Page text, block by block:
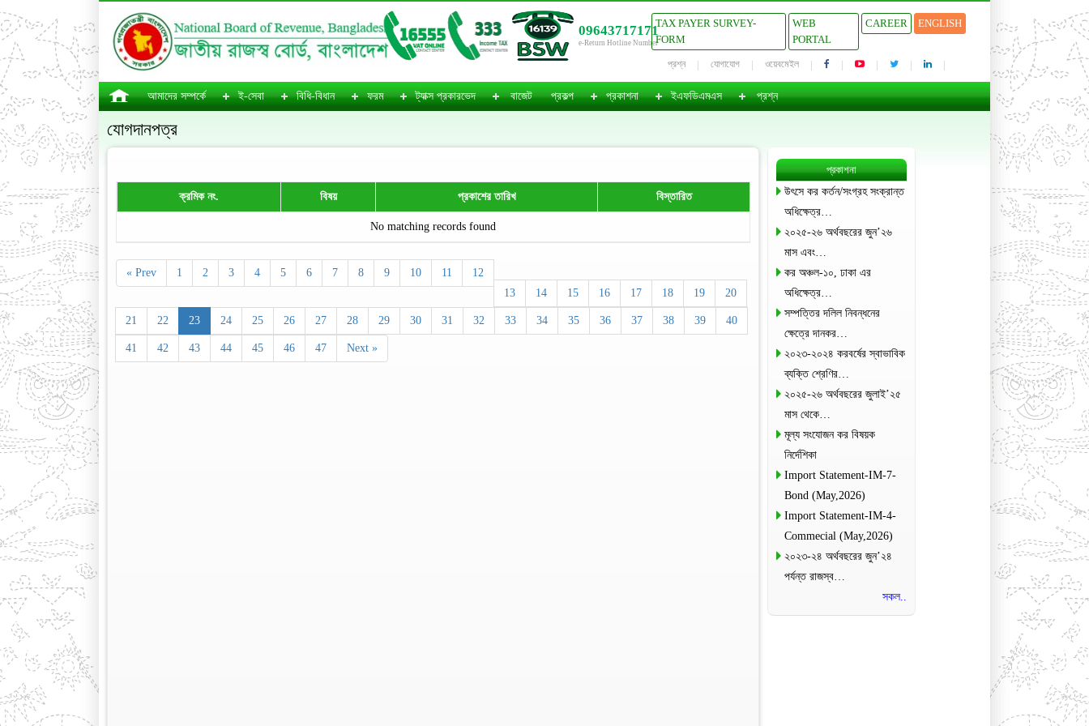
09643717171
e-Return Hotline Number
TAX PAYER SURVEY-
FORM
WEB
PORTAL
CAREER ENGLISH
প্রশ্ন যোগাযোগ ওয়েবমেইল
আমাদের সম্পর্কে ই-সেবা বিধি-বিধান ফরম ট্যাক্স প্রকারভেদ বাজেট প্রকল্প প্রকাশনা ইএফডিএমএস প্রশ্ন
যোগদানপত্র
ক্রমিক নং. বিষয় প্রকাশের তারিখ বিস্তারিত
No matching records found
« Prev 1 2 3 4 5 6 7 8 9 10 11
12
13
14 15 16 17 18 19 20
21 22 23 24 25 26 27 28 29 30 31 32 33 34 35 36 37 38 39 40
41 42 43 44 45 46 47 Next »
প্রকাশনা
উৎসে কর কর্তন/সংগ্রহ সংক্রান্ত
অধিক্ষেত্র…
২০২৫-২৬ অর্থবছরের জুন’২৬
মাস এবং…
কর অঞ্চল-১০, ঢাকা এর
অধিক্ষেত্র…
সম্পত্তির দলিল নিবন্ধনের
ক্ষেত্রে দানকর…
২০২৩-২০২৪ করবর্ষের স্বাভাবিক
ব্যক্তি শ্রেণির…
২০২৫-২৬ অর্থবছরের জুলাই’২৫
মাস থেকে…
মূল্য সংযোজন কর বিষয়ক
নির্দেশিকা
Import Statement-IM-7-
Bond (May,2026)
Import Statement-IM-4-
Commecial (May,2026)
২০২৩-২৪ অর্থবছরের জুন’২৪
পর্যন্ত রাজস্ব…
সকল..